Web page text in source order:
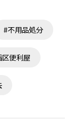
#不用品処分
便利屋